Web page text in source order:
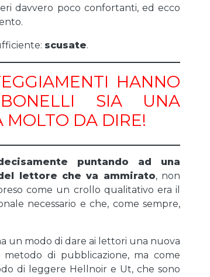
davvero poco confortanti, ed ecco
scusate.
HANNO
SIA UNA
MOLTO DA DIRE!
puntando ad una
lettore che va ammirato, non
come un crollo qualitativo era il
necessario e che, come sempre,
un modo di dare ai lettori una nuova
di pubblicazione, ma come
di leggere Hellnoir e Ut, che sono